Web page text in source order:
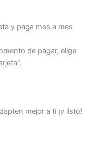
y paga mes a mes
de pagar, elige
mejor a ti ¡y listo!